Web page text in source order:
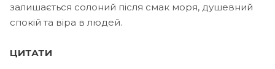
залишається солоний після смак моря, душевний
спокій та віра в людей.
ЦИТАТИ